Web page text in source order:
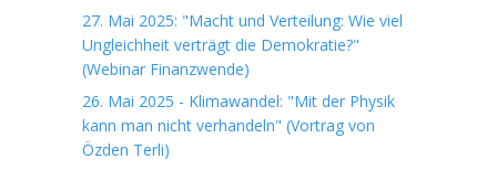
27. Mai 2025: "Macht und Verteilung: Wie viel
Ungleichheit verträgt die Demokratie?"
(Webinar Finanzwende)
26. Mai 2025 - Klimawandel: "Mit der Physik
kann man nicht verhandeln" (Vortrag von
Özden Terli)